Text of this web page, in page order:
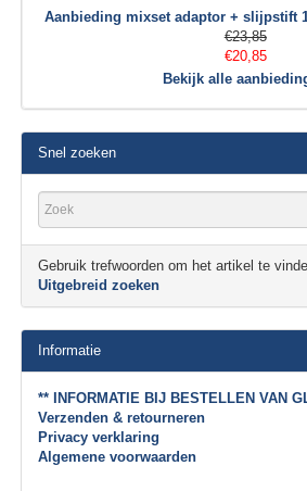
Aanbieding mixset adaptor + slijpstift
€23,85
€20,85
Bekijk alle
Snel zoeken
Gebruik trefwoorden om het artikel te
Uitgebreid zoeken
Informatie
** INFORMATIE BIJ BESTELLEN VAN
Verzenden & retourneren
Privacy verklaring
Algemene voorwaarden